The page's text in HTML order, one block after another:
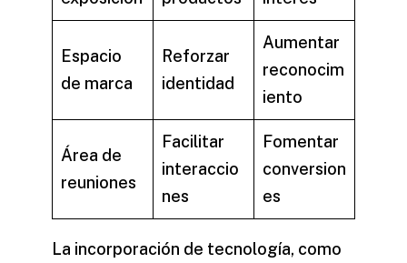
Espacio
de marca
Reforzar
identidad
Aumentar
reconocim
iento
Área de
reuniones
Facilitar
interaccio
nes
Fomentar
conversion
es
La incorporación de tecnología, como